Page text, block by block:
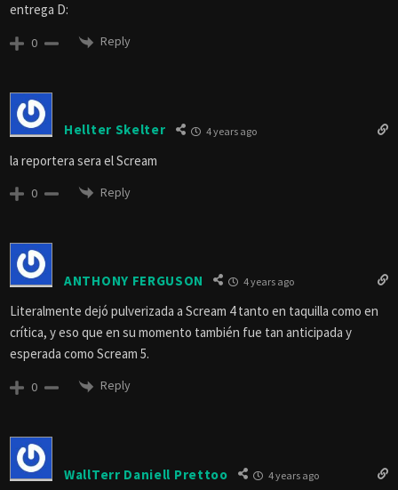
entrega D:
0 Reply
Hellter Skelter 4 years ago
la reportera sera el Scream
0 Reply
ANTHONY FERGUSON 4 years ago
Literalmente dejó pulverizada a Scream 4 tanto en taquilla como en
crítica, y eso que en su momento también fue tan anticipada y
esperada como Scream 5.
0 Reply
WallTerr Daniell Prettoo 4 years ago